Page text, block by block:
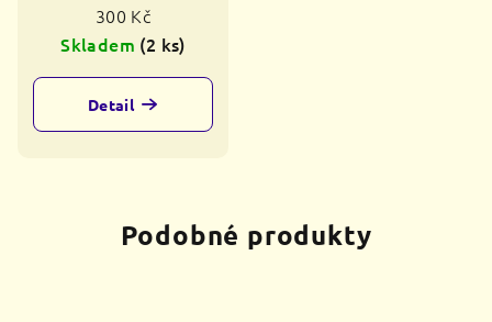
300 Kč
Skladem (2 ks)
Detail
Podobné produkty